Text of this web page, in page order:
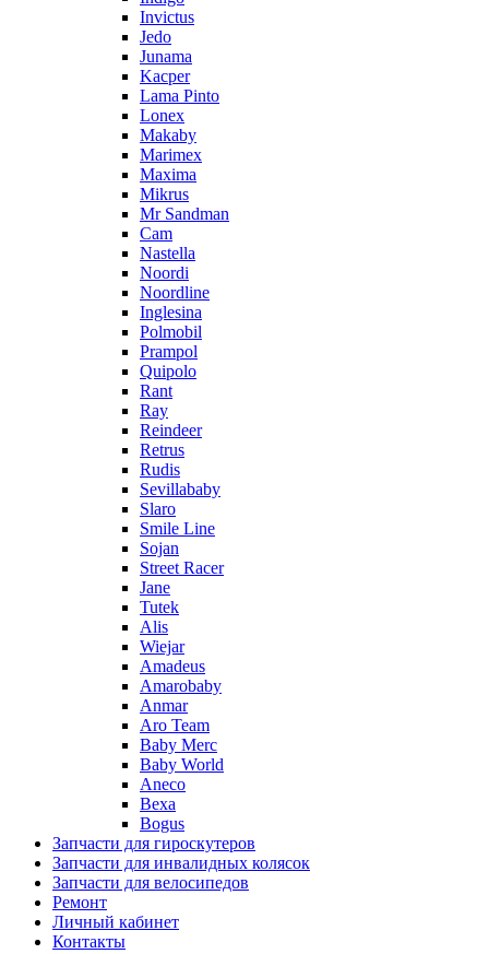
Invictus
Jedo
Junama
Kacper
Lama Pinto
Lonex
Makaby
Marimex
Maxima
Mikrus
Mr Sandman
Cam
Nastella
Noordi
Noordline
Inglesina
Polmobil
Prampol
Quipolo
Rant
Ray
Reindeer
Retrus
Rudis
Sevillababy
Slaro
Smile Line
Sojan
Street Racer
Jane
Tutek
Alis
Wiejar
Amadeus
Amarobaby
Anmar
Aro Team
Baby Merc
Baby World
Aneco
Bexa
Bogus
Запчасти для гироскутеров
Запчасти для инвалидных колясок
Запчасти для велосипедов
Ремонт
Личный кабинет
Контакты